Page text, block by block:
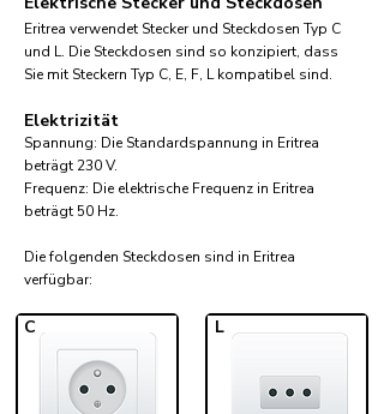
Eritrea verwendet Stecker und Steckdosen Typ C
und L. Die Steckdosen sind so konzipiert, dass
Sie mit Steckern Typ C, E, F, L kompatibel sind.
Elektrizität
Spannung: Die Standardspannung in Eritrea
beträgt 230 V.
Frequenz: Die elektrische Frequenz in Eritrea
beträgt 50 Hz.
Die folgenden Steckdosen sind in Eritrea
verfügbar:​
C L